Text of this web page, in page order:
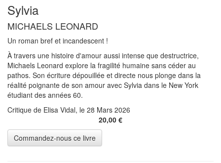
Sylvia
MICHAELS LEONARD
Un roman bref et incandescent !
À travers une histoire d'amour aussi intense que destructrice,
Michaels Leonard explore la fragilité humaine sans céder au
pathos. Son écriture dépouillée et directe nous plonge dans la
réalité poignante de son amour avec Sylvia dans le New York
étudiant des années 60.
Critique de Elisa Vidal, le 28 Mars 2026
20,00 €